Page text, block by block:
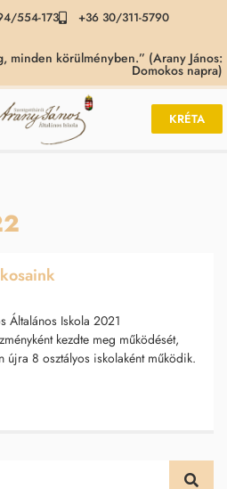
554-173
+36 30/311-5790
minden körülményben.” (Arany János:
Domokos napra)
KRÉTA
Általános Iskola 2021
kezdte meg működését,
újra 8 osztályos iskolaként működik.